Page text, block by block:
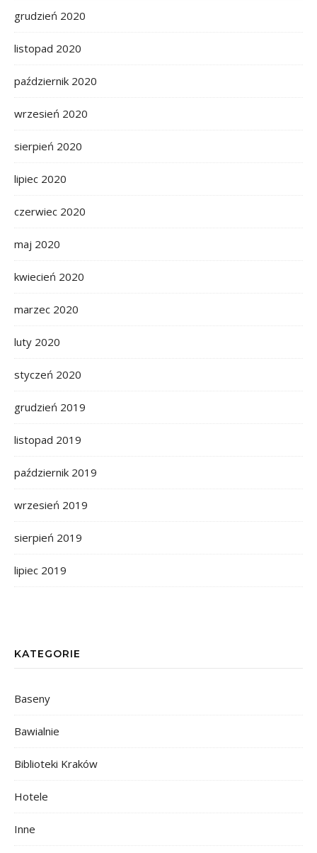
grudzień 2020
listopad 2020
październik 2020
wrzesień 2020
sierpień 2020
lipiec 2020
czerwiec 2020
maj 2020
kwiecień 2020
marzec 2020
luty 2020
styczeń 2020
grudzień 2019
listopad 2019
październik 2019
wrzesień 2019
sierpień 2019
lipiec 2019
KATEGORIE
Baseny
Bawialnie
Biblioteki Kraków
Hotele
Inne